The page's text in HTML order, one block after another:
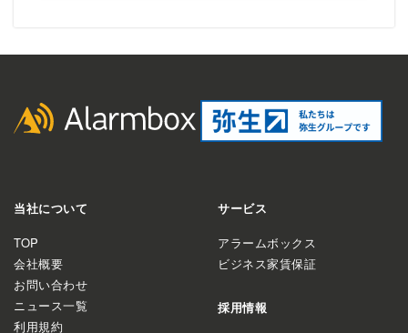
当社について
TOP
会社概要
お問い合わせ
ニュース一覧
利用規約
サービス
アラームボックス
ビジネス家賃保証
採用情報